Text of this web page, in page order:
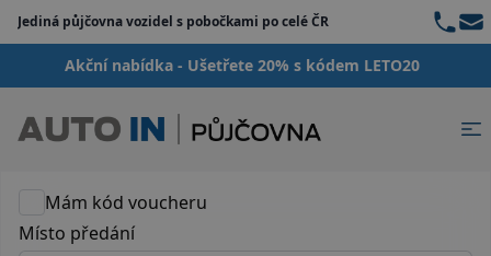
Jediná půjčovna vozidel s pobočkami po celé ČR
Akční nabídka - Ušetřete 20% s kódem LETO20
Mám kód voucheru
Místo předání
{
  "server": {
"message": "a.replaceAll is not a
}